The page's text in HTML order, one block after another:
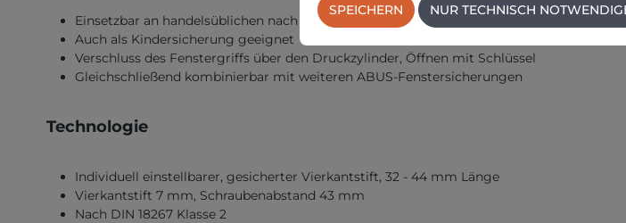
Einsetzbar an handelsüblichen nach innen öffnenden Fenstern anstelle des Fenstergriffs
Auch als Kindersicherung geeignet
Verschluss des Fenstergriffs über den Druckzylinder, Öffnen mit Schlüssel
Gleichschließend kombinierbar mit weiteren ABUS-Fenstersicherungen
Technologie
Individuell einstellbarer, gesicherter Vierkantstift, 32 - 44 mm Länge
Vierkantstift 7 mm, Schraubenabstand 43 mm
Nach DIN 18267 Klasse 2
SPEICHERN NUR TECHNISCH